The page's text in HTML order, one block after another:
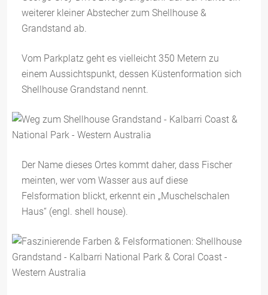
weiterer kleiner Abstecher zum Shellhouse &
Grandstand ab.
Vom Parkplatz geht es vielleicht 350 Metern zu
einem Aussichtspunkt, dessen Küstenformation sich
Shellhouse Grandstand nennt.
Der Name dieses Ortes kommt daher, dass Fischer
meinten, wer vom Wasser aus auf diese
Felsformation blickt, erkennt ein „Muschelschalen
Haus“ (engl. shell house).